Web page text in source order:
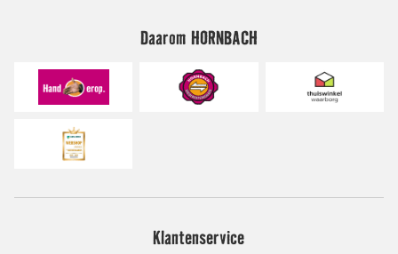
Daarom HORNBACH
Klantenservice